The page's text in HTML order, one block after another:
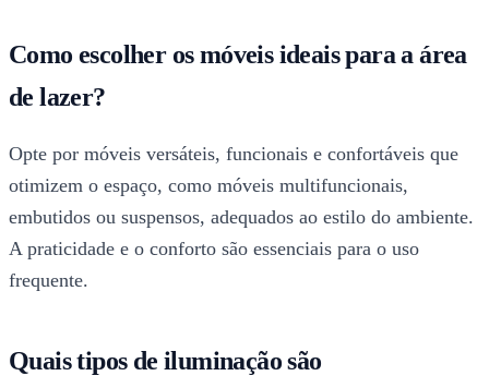
Como escolher os móveis ideais para a área
de lazer?
Opte por móveis versáteis, funcionais e confortáveis que
otimizem o espaço, como móveis multifuncionais,
embutidos ou suspensos, adequados ao estilo do ambiente.
A praticidade e o conforto são essenciais para o uso
frequente.
Quais tipos de iluminação são